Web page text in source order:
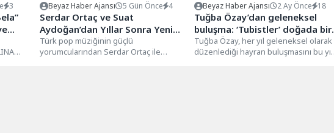
3 Beyaz Haber Ajansı 5 Gün Önce 4
Serdar Ortaç ve Suat
Aydoğan’dan Yıllar Sonra Yeni
Düet: Ta Kendisi
Türk pop müziğinin güçlü
yorumcularından Serdar Ortaç ile
Beyaz Haber Ajansı 2 Ay Önce 18
Tuğba Özay’dan geleneksel
buluşma: ‘Tubistler’ doğada bir
araya geldi
Tuğba Özay, her yıl geleneksel olarak
düzenlediği hayran buluşmasını bu yıl